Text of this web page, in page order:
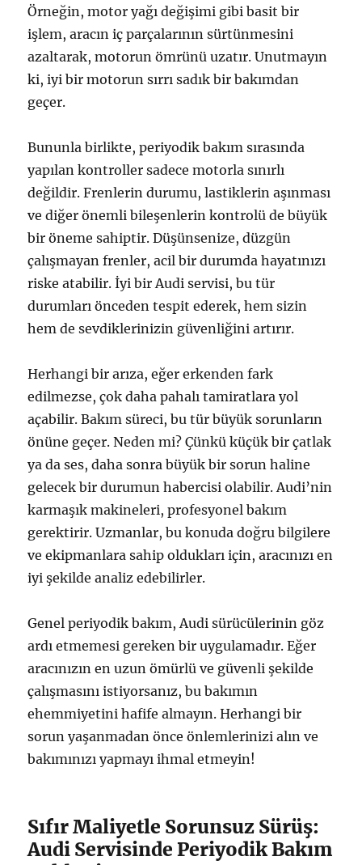
Örneğin, motor yağı değişimi gibi basit bir
işlem, aracın iç parçalarının sürtünmesini
azaltarak, motorun ömrünü uzatır. Unutmayın
ki, iyi bir motorun sırrı sadık bir bakımdan
geçer.
Bununla birlikte, periyodik bakım sırasında
yapılan kontroller sadece motorla sınırlı
değildir. Frenlerin durumu, lastiklerin aşınması
ve diğer önemli bileşenlerin kontrolü de büyük
bir öneme sahiptir. Düşünsenize, düzgün
çalışmayan frenler, acil bir durumda hayatınızı
riske atabilir. İyi bir Audi servisi, bu tür
durumları önceden tespit ederek, hem sizin
hem de sevdiklerinizin güvenliğini artırır.
Herhangi bir arıza, eğer erkenden fark
edilmezse, çok daha pahalı tamiratlara yol
açabilir. Bakım süreci, bu tür büyük sorunların
önüne geçer. Neden mi? Çünkü küçük bir çatlak
ya da ses, daha sonra büyük bir sorun haline
gelecek bir durumun habercisi olabilir. Audi’nin
karmaşık makineleri, profesyonel bakım
gerektirir. Uzmanlar, bu konuda doğru bilgilere
ve ekipmanlara sahip oldukları için, aracınızı en
iyi şekilde analiz edebilirler.
Genel periyodik bakım, Audi sürücülerinin göz
ardı etmemesi gereken bir uygulamadır. Eğer
aracınızın en uzun ömürlü ve güvenli şekilde
çalışmasını istiyorsanız, bu bakımın
ehemmiyetini hafife almayın. Herhangi bir
sorun yaşanmadan önce önlemlerinizi alın ve
bakımınızı yapmayı ihmal etmeyin!
Sıfır Maliyetle Sorunsuz Sürüş:
Audi Servisinde Periyodik Bakım